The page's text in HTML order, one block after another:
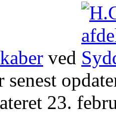
ved
senest
23.